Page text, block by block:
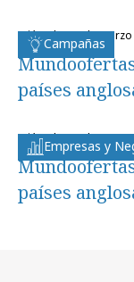
Campañas
miércoles, 4 de
países
Empresas y
miércoles, 4 de
países